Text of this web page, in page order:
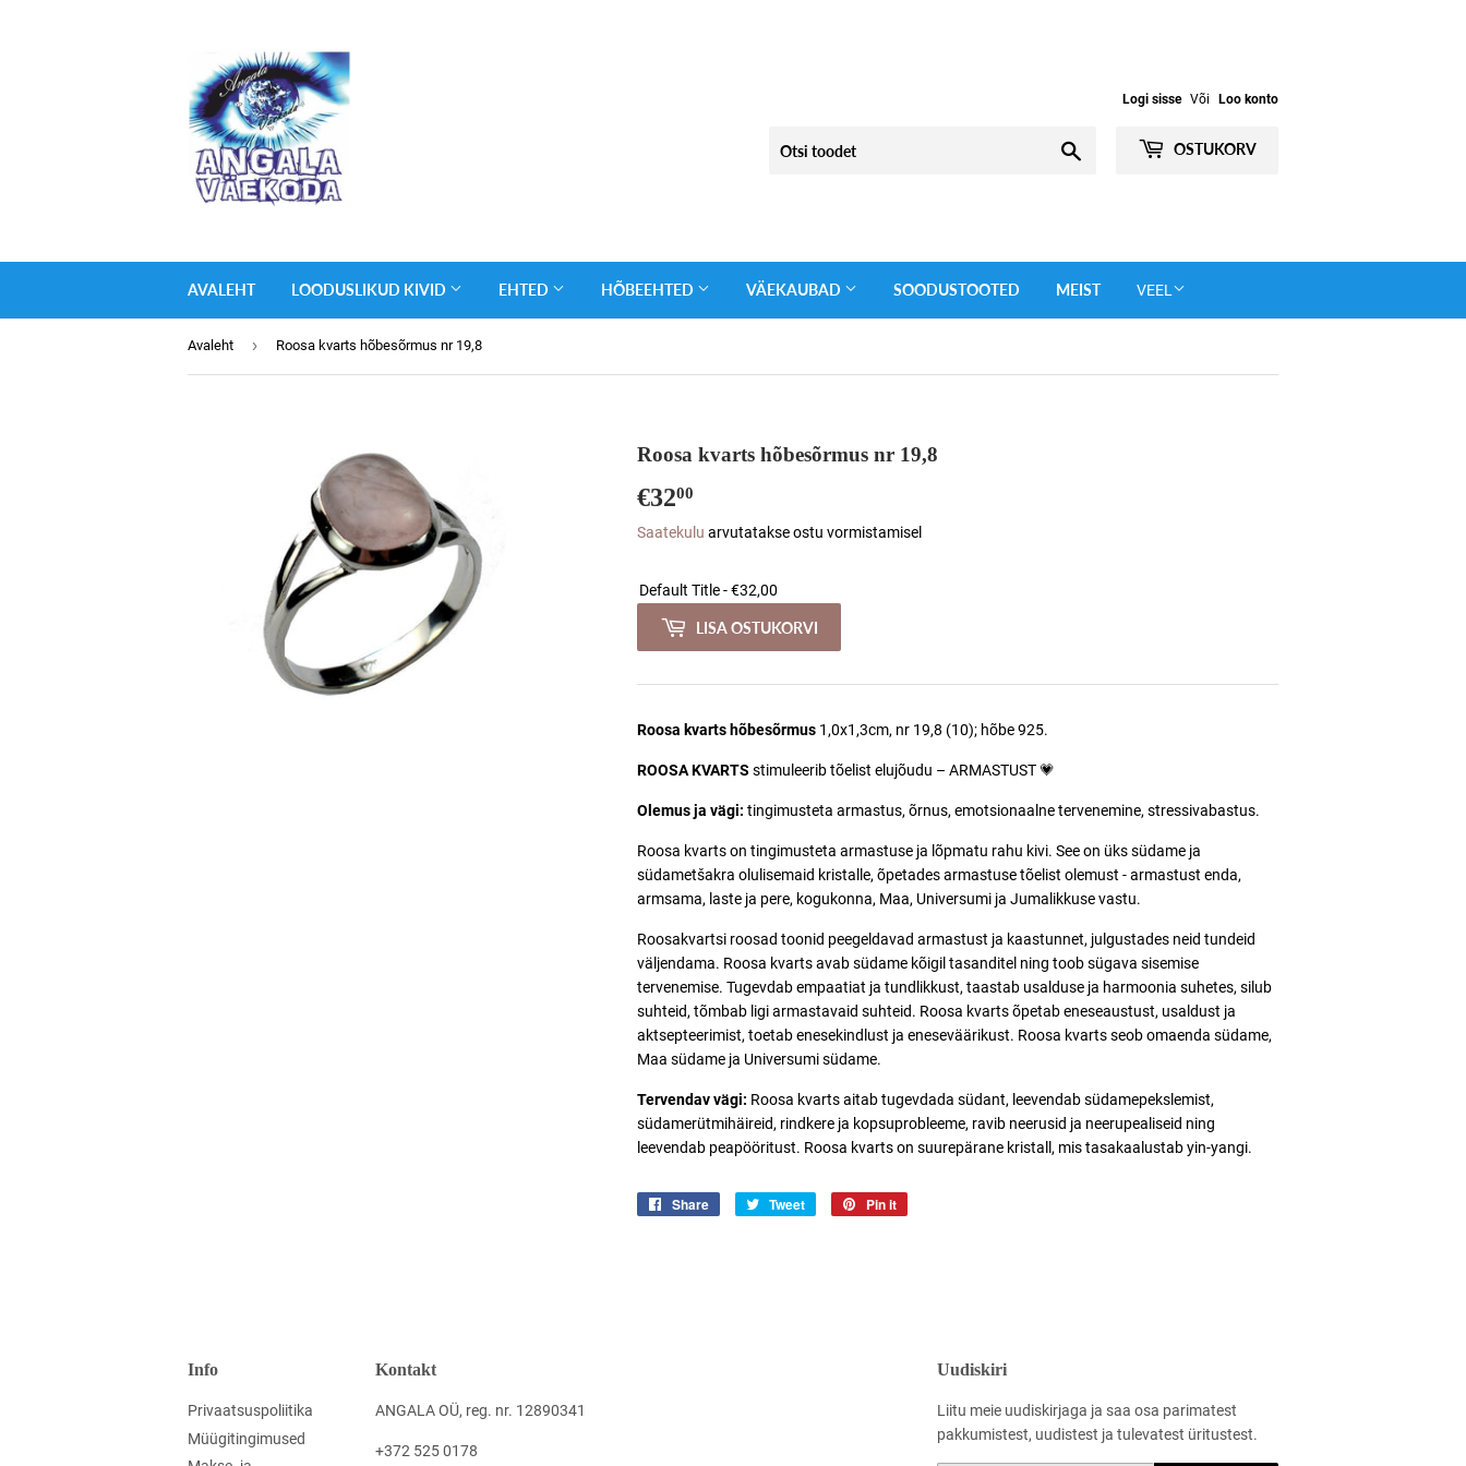
Logi sisse Või Loo konto
OSTUKORV
AVALEHT LOODUSLIKUD KIVID EHTED HÕBEEHTED VÄEKAUBAD SOODUSTOOTED MEIST VEEL
Avaleht › Roosa kvarts hõbesõrmus nr 19,8
Roosa kvarts hõbesõrmus nr 19,8
€3200
Saatekulu arvutatakse ostu vormistamisel
LISA OSTUKORVI
Roosa kvarts hõbesõrmus 1,0x1,3cm, nr 19,8 (10); hõbe 925.
ROOSA KVARTS stimuleerib tõelist elujõudu – ARMASTUST 💗
Olemus ja vägi: tingimusteta armastus, õrnus, emotsionaalne tervenemine, stressivabastus.
Roosa kvarts on tingimusteta armastuse ja lõpmatu rahu kivi. See on üks südame ja
südametšakra olulisemaid kristalle, õpetades armastuse tõelist olemust - armastust enda,
armsama, laste ja pere, kogukonna, Maa, Universumi ja Jumalikkuse vastu.
Roosakvartsi roosad toonid peegeldavad armastust ja kaastunnet, julgustades neid tundeid
väljendama. Roosa kvarts avab südame kõigil tasanditel ning toob sügava sisemise
tervenemise. Tugevdab empaatiat ja tundlikkust, taastab usalduse ja harmoonia suhetes, silub
suhteid, tõmbab ligi armastavaid suhteid. Roosa kvarts õpetab eneseaustust, usaldust ja
aktsepteerimist, toetab enesekindlust ja eneseväärikust. Roosa kvarts seob omaenda südame,
Maa südame ja Universumi südame.
Tervendav vägi: Roosa kvarts aitab tugevdada südant, leevendab südamepekslemist,
südamerütmihäireid, rindkere ja kopsuprobleeme, ravib neerusid ja neerupealiseid ning
leevendab peapööritust. Roosa kvarts on suurepärane kristall, mis tasakaalustab yin-yangi.
Share
Jaga
Tweet
Jaga
Pin it
Info
Privaatsuspoliitika
Müügitingimused
Kontakt
ANGALA OÜ, reg. nr. 12890341
+372 525 0178
Uudiskiri
Liitu meie uudiskirjaga ja saa osa parimatest
pakkumistest, uudistest ja tulevatest üritustest.